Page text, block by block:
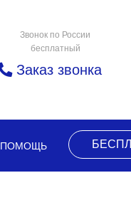
Звонок по России
бесплатный
Заказ звонка
ПОМОЩЬ